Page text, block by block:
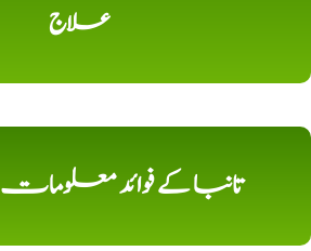
علاج
Copper تانبا کے فوائد معلومات